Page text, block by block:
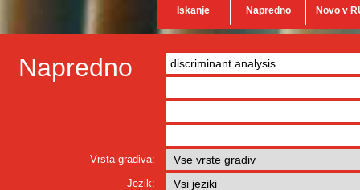
Iskanje Napredno Novo v
Napredno
Vrsta gradiva:
Jezik: